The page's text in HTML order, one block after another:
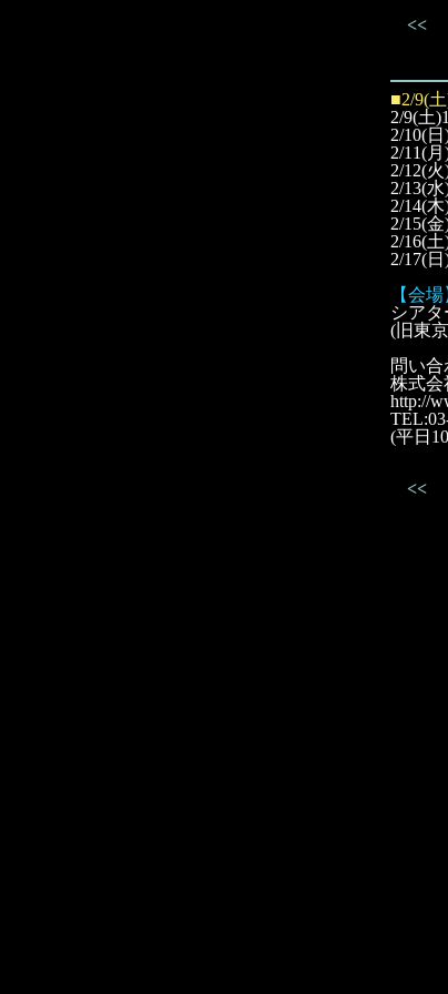
<<
■2/9(
2/9(土
2/10(
2/11(
2/12(
2/13(
2/14(
2/15(
2/16(
2/17(
【会場
シアタ
(旧東
問い
株式会
http://
(平日
<<